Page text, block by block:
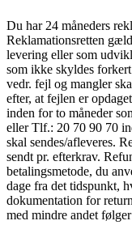
Du har 24 måneders
Reklamationsretten
levering eller som
som ikke skyldes
vedr. fejl og mangler
efter, at fejlen er
inden for to måneder
eller Tlf.: 20 70 90 70
skal sendes/afleveres.
sendt pr. efterkrav.
betalingsmetode, du
dage fra det tidspunkt,
dokumentation for
med mindre andet